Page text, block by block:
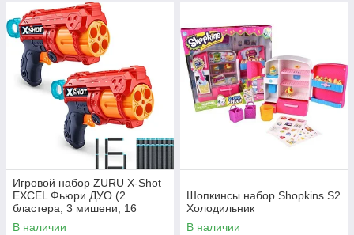
Игровой набор ZURU X-Shot
EXCEL Фьюри ДУО (2
бластера, 3 мишени, 16
снарядов)
В наличии
Шопкинсы набор Shopkins S2
Холодильник
В наличии